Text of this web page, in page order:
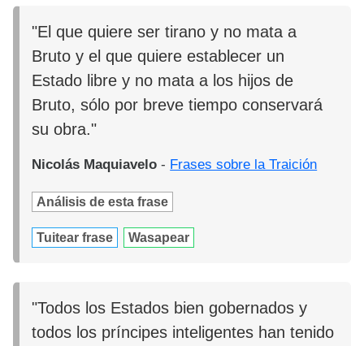
"El que quiere ser tirano y no mata a
Bruto y el que quiere establecer un
Estado libre y no mata a los hijos de
Bruto, sólo por breve tiempo conservará
su obra."
Nicolás Maquiavelo - Frases sobre la Traición
Análisis de esta frase
Tuitear frase Wasapear
"Todos los Estados bien gobernados y
todos los príncipes inteligentes han tenido